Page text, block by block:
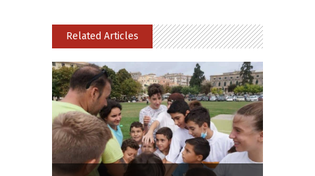
Related Articles